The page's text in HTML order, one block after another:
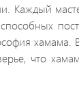
Каждый
хамама.
что